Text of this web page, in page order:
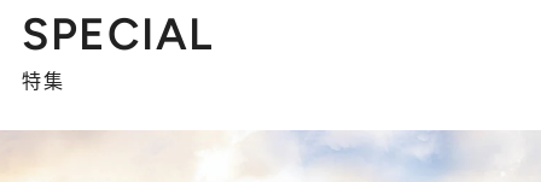
SPECIAL
特集